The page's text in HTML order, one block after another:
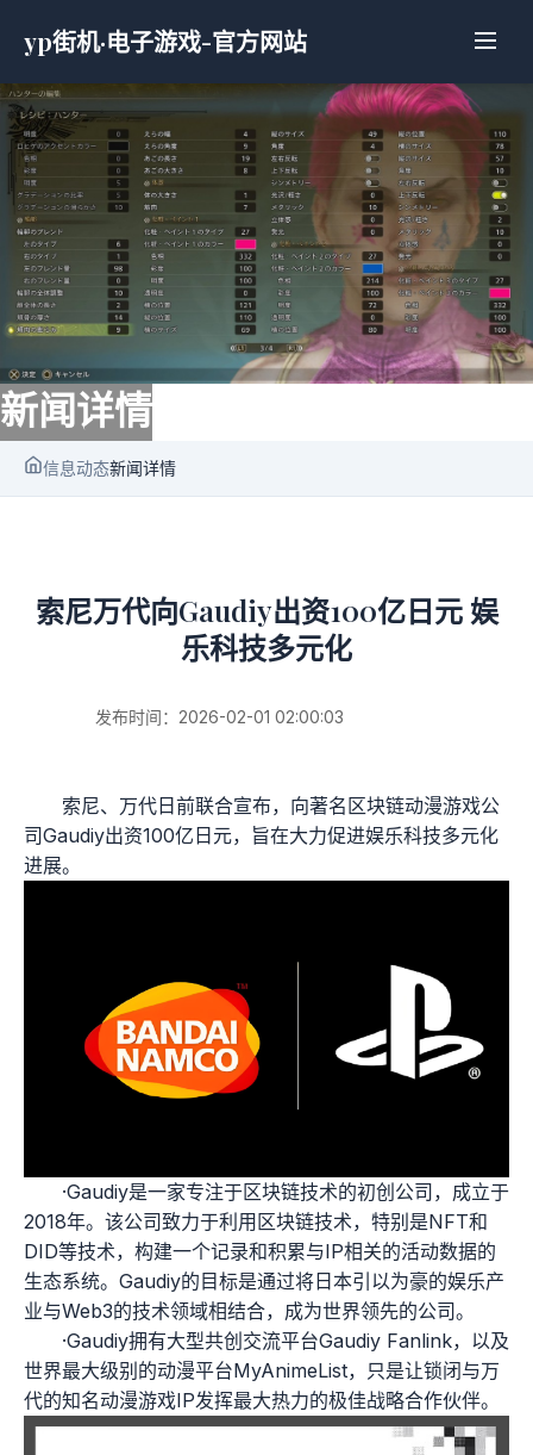
yp街机·电子游戏-官方网站
新闻详情
信息动态新闻详情
索尼万代向Gaudiy出资100亿日元 娱
乐科技多元化
发布时间：2026-02-01 02:00:03
索尼、万代日前联合宣布，向著名区块链动漫游戏公
司Gaudiy出资100亿日元，旨在大力促进娱乐科技多元化
进展。
·‌Gaudiy‌是一家专注于区块链技术的初创公司，成立于
2018年。该公司致力于利用区块链技术，特别是NFT和
DID等技术，构建一个记录和积累与IP相关的活动数据的
生态系统。Gaudiy的目标是通过将日本引以为豪的娱乐产
业与Web3的技术领域相结合，成为世界领先的公司。
·‌Gaudiy拥有大型共创交流平台Gaudiy Fanlink，以及
世界最大级别的动漫平台MyAnimeList，只是让锁闭与万
代的知名动漫游戏IP发挥最大热力的极佳战略合作伙伴。